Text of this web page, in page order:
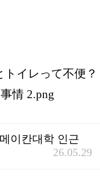
이칸대학 인근
26.05.29